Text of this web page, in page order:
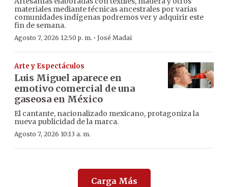
materiales mediante técnicas ancestrales por varias
comunidades indígenas podremos ver y adquirir este
fin de semana.
Agosto 7, 2026 12:50 p. m. · José Madai
Arte y Espectáculos
Luis Miguel aparece en
emotivo comercial de una
gaseosa en México
El cantante, nacionalizado mexicano, protagoniza la
nueva publicidad de la marca.
Agosto 7, 2026 10:13 a. m.
Carga Más